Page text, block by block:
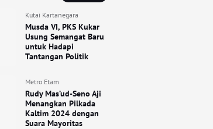
Kutai Kartanegara
Musda VI, PKS Kukar
Usung Semangat Baru
untuk Hadapi
Tantangan Politik
Metro Etam
Rudy Mas’ud-Seno Aji
Menangkan Pilkada
Kaltim 2024 dengan
Suara Mayoritas